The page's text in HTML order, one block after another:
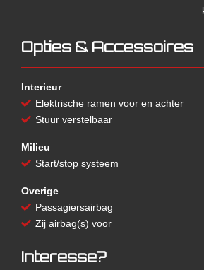
Opties & Accessoires
Interieur
Elektrische ramen voor en achter
Stuur verstelbaar
Milieu
Start/stop systeem
Overige
Passagiersairbag
Zij airbag(s) voor
Interesse?